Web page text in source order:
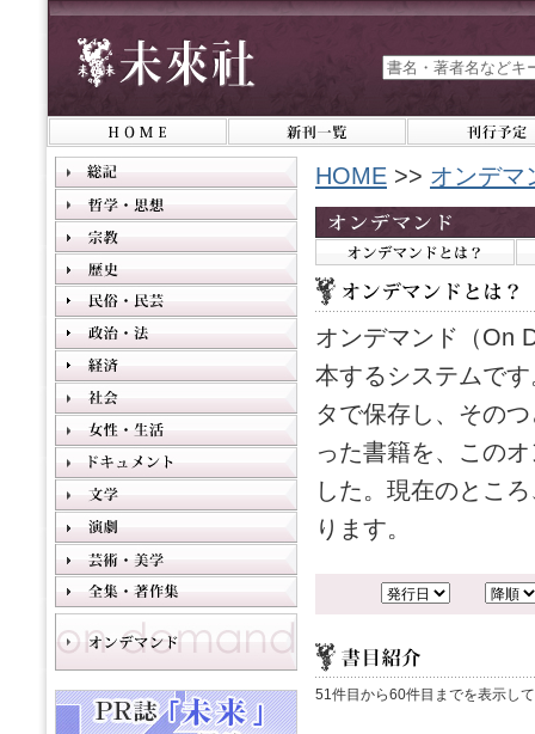
HOME >> オンデマ
オンデマンド（On
本するシステムで
タで保存し、その
った書籍を、この
した。現在のとこ
ります。
51件目から60件目までを表示し